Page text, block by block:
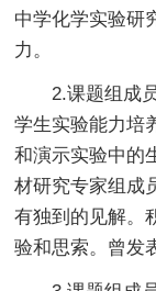
中学化学实验研
力。
2.课题组成员
学生实验能力培
和演示实验中的
材研究专家组成
有独到的见解。
验和思索。曾发